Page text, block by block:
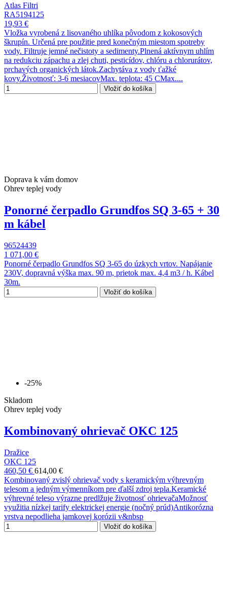
Atlas Filtri
RA5194125
19,93 €
Vložka vyrobená z lisovaného uhlíka pôvodom z kokosových
škrupín. Určená pre použitie pred konečným miestom spotreby
vody. Filtruje jemné nečistoty a sedimenty.Plnená aktívnym uhlím
na redukciu zápachu a zlej chuti, pesticídov, chlóru a chlorurátov,
prchavých organických látok.Zachytáva z vody ťažké
kovy.Životnosť: 3-6 mesiacovMax. teplota: 45 CMax....
Vložiť do košíka
Doprava k vám domov
Ohrev teplej vody
Ponorné čerpadlo Grundfos SQ 3-65 + 30
m kábel
96524439
1 071,00 €
Ponorné čerpadlo Grundfos SQ 3-65 do úzkych vrtov. Napájanie
230V, dopravná výška max. 90 m, prietok max. 4,4 m3 / h. Kábel
30m.
Vložiť do košíka
-25%
Skladom
Ohrev teplej vody
Kombinovaný ohrievač OKC 125
Dražice
OKC 125
460,50 € 614,00 €
Kombinovaný zvislý ohrievač vody s keramickým výhrevným
telesom a jedným výmenníkom pre ďalší zdroj tepla.Keramické
výhrevné teleso výrazne predlžuje životnosť ohrievačaMožnosť
využitia nízkej tarify elektrickej energie (nočný prúd)Antikorózna
vrstva nepodlieha jamkovej korózii v&nbsp
Vložiť do košíka